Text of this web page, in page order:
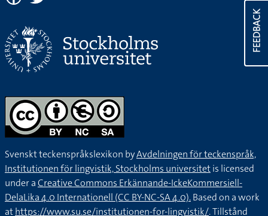
FEEDBACK
Svenskt teckenspråkslexikon byAvdelningen för teckenspråk,
Institutionen för lingvistik, Stockholms universitetis licensed
under aCreative Commons Erkännande-IckeKommersiell-
DelaLika 4.0 Internationell (CC BY-NC-SA 4.0).Based on a work
athttps://www.su.se/institutionen-for-lingvistik/. Tillstånd